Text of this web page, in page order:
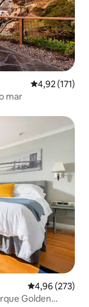
4,92 de uma
4,92 (171)
mar
4,96 de uma
4,96 (273)
Golden